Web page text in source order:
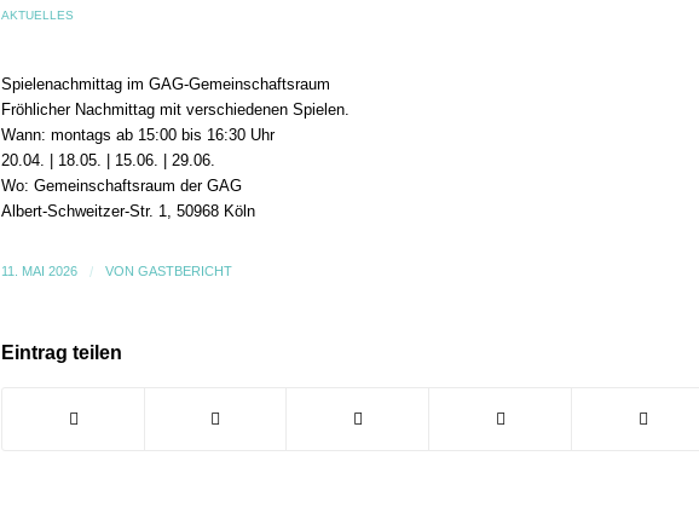
AKTUELLES
Spielenachmittag im GAG-Gemeinschaftsraum
Fröhlicher Nachmittag mit verschiedenen Spielen.
Wann: montags ab 15:00 bis 16:30 Uhr
20.04. | 18.05. | 15.06. | 29.06.
Wo: Gemeinschaftsraum der GAG
Albert-Schweitzer-Str. 1, 50968 Köln
11. MAI 2026 / VON GASTBERICHT
Eintrag teilen